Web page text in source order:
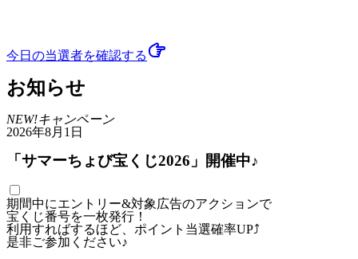
今日の当選者を確認する
お知らせ
NEW!キャンペーン
2026年8月1日
「サマーちょび宝くじ2026」開催中♪
期間中にエントリー&対象広告のアクションで
宝くじ番号を一枚発行！
利用すればするほど、ポイント当選確率UP⤴
是非ご参加ください♪